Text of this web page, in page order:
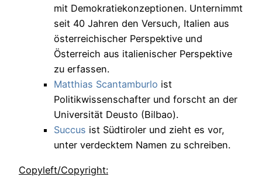
mit Demokratiekonzeptionen. Unternimmt
seit 40 Jahren den Versuch, Italien aus
österreichischer Perspektive und
Österreich aus italienischer Perspektive
zu erfassen.
Matthias Scantamburlo ist
Politikwissenschafter und forscht an der
Universität Deusto (Bilbao).
Succus ist Südtiroler und zieht es vor,
unter verdecktem Namen zu schreiben.
Copyleft/Copyright: